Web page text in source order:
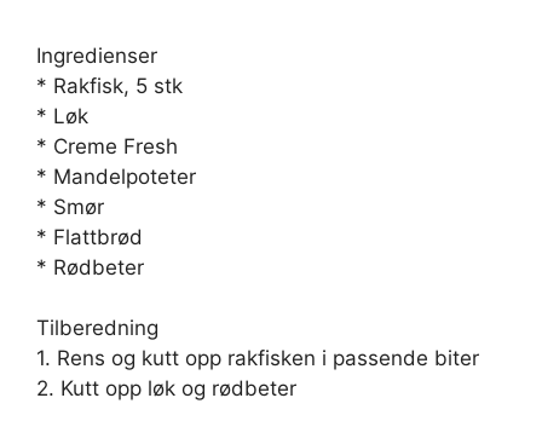
Ingredienser
* Rakfisk, 5 stk
* Løk
* Creme Fresh
* Mandelpoteter
* Smør
* Flattbrød
* Rødbeter
Tilberedning
1. Rens og kutt opp rakfisken i passende biter
2. Kutt opp løk og rødbeter